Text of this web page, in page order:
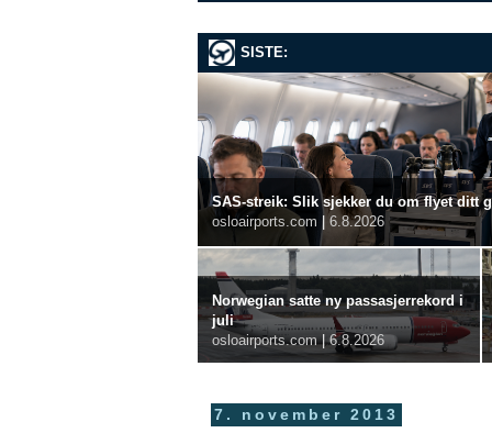
SISTE:
SAS-streik: Slik sjekker du om flyet ditt
osloairports.com | 6.8.2026
Norwegian satte ny passasjerrekord i
juli
osloairports.com | 6.8.2026
7. november 2013